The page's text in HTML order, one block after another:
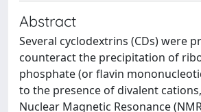
Abstract
Several cyclodextrins (CDs) were
counteract the precipitation of
phosphate (or flavin
to the presence of divalent
Nuclear Magnetic Resonance